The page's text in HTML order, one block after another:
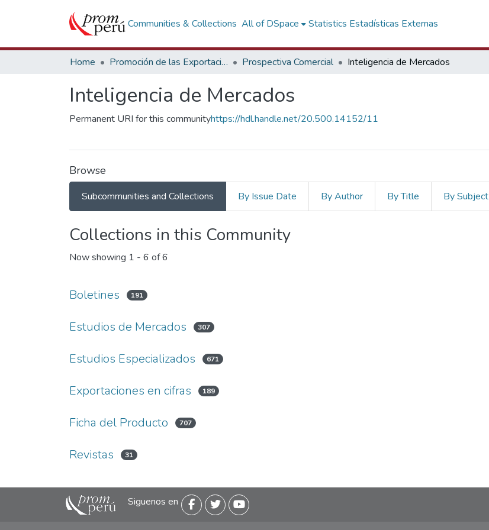
Communities & Collections All of DSpace Statistics Estadísticas Externas
Home Promoción de las Exportaciones Prospectiva Comercial Inteligencia de Mercados
Inteligencia de Mercados
Permanent URI for this communityhttps://hdl.handle.net/20.500.14152/11
Browse
Subcommunities and Collections By Issue Date By Author By Title By Subject
Collections in this Community
Now showing 1 - 6 of 6
Boletines 191
Estudios de Mercados 307
Estudios Especializados 671
Exportaciones en cifras 189
Ficha del Producto 707
Revistas 31
Siguenos en